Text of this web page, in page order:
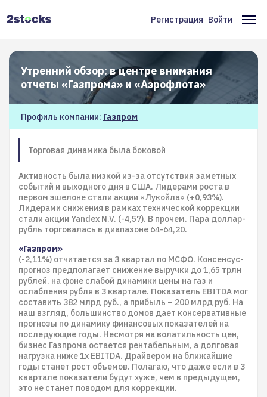
Меню
учётной
записи
пользователя
Регистрация Войти
Утренний обзор: в центре внимания
отчеты «Газпрома» и «Аэрофлота»
Профиль компании: Газпром
Торговая динамика была боковой
Активность была низкой из-за отсутствия заметных
событий и выходного дня в США. Лидерами роста в
первом эшелоне стали акции «Лукойла» (+0,93%).
Лидерами снижения в рамках технической коррекции
стали акции Yandex N.V. (-4,57). В прочем. Пара доллар-
рубль торговалась в диапазоне 64-64,20.
«Газпром»
(-2,11%) отчитается за 3 квартал по МСФО. Консенсус-
прогноз предполагает снижение выручки до 1,65 трлн
рублей. на фоне слабой динамики цены на газ и
ослабления рубля в 3 квартале. Показатель EBITDA мог
составить 382 млрд руб., а прибыль – 200 млрд руб. На
наш взгляд, большинство домов дает консервативные
прогнозы по динамику финансовых показателей на
последующие годы. Несмотря на волатильность цен,
бизнес Газпрома остается рентабельным, а долговая
нагрузка ниже 1х EBITDA. Драйвером на ближайшие
годы станет рост объемов. Полагаю, что даже если в 3
квартале показатели будут хуже, чем в предыдущем,
это не станет поводом для коррекции.